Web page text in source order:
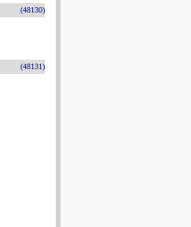
(48130)
(48131)